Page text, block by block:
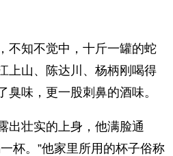
知不觉中，十斤一罐的蛇
上山、陈达川、杨柄刚喝得
臭味，更一股刺鼻的酒味。
壮实的上身，他满脸通
杯。”他家里所用的杯子俗称